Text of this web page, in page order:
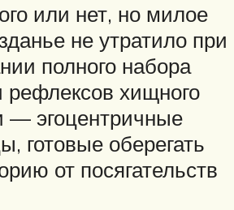
или нет, но милое
не утратило при
полного набора
рефлексов хищного
— эгоцентричные
готовые оберегать
от посягательств